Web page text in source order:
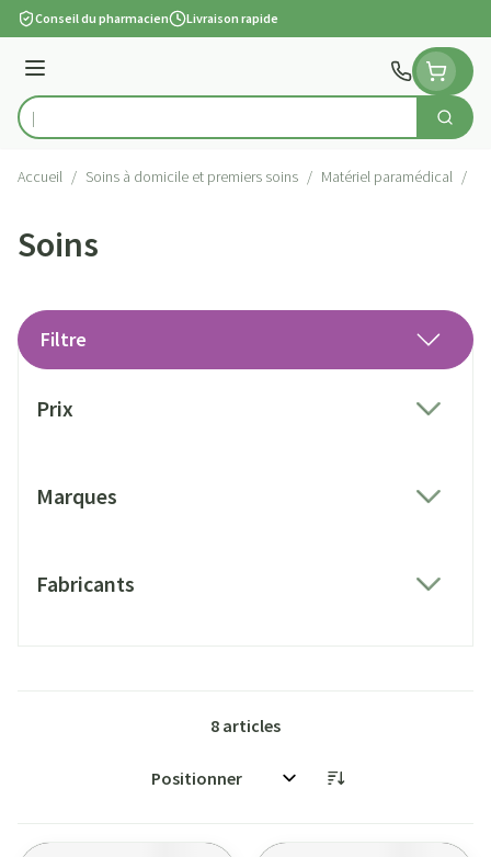
Aller au contenu
Conseil du pharmacien Livraison rapide
Menu
Rechercher
Accueil / Soins à domicile et premiers soins / Matériel paramédical /
Soins
Filtre
Prix
Marques
Fabricants
8 articles
Trier par: